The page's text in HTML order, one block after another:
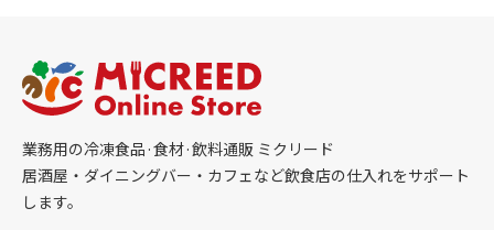
業務用の冷凍食品·食材·飲料通販 ミクリード
居酒屋・ダイニングバー・カフェなど飲食店の仕入れをサポート
します。